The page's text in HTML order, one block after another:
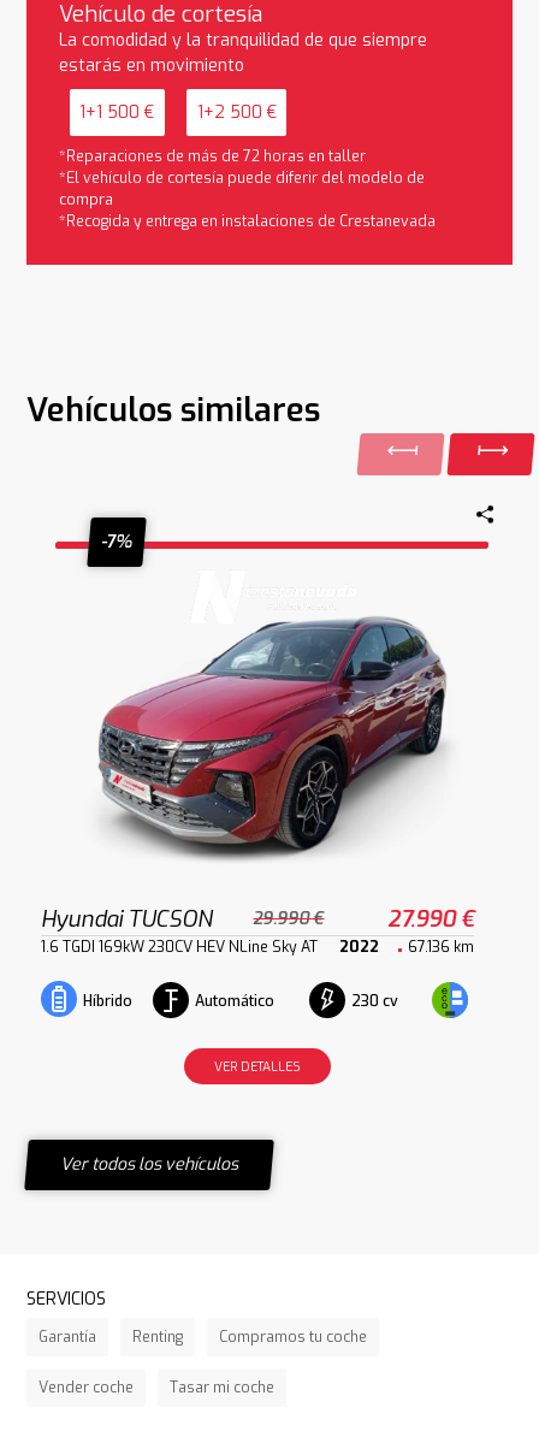
Vehículo de cortesía
La comodidad y la tranquilidad de que siempre
estarás en movimiento
1+1 500 € 1+2 500 €
*Reparaciones de más de 72 horas en taller
*El vehículo de cortesía puede diferir del modelo de
compra
*Recogida y entrega en instalaciones de Crestanevada
Vehículos similares
-7%
Hyundai TUCSON 29.990 € 27.990 €
1.6 TGDI 169kW 230CV HEV NLine Sky AT 2022 67.136 km
Híbrido Automático 230 cv
VER DETALLES
Ver todos los vehículos
SERVICIOS
Garantía Renting Compramos tu coche
Vender coche Tasar mi coche